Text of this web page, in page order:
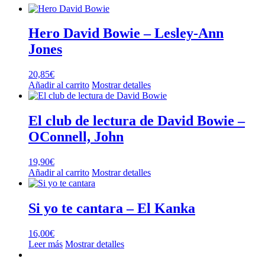
Hero David Bowie – Lesley-Ann
Jones
20,85€
Añadir al carrito Mostrar detalles
El club de lectura de David Bowie –
OConnell, John
19,90€
Añadir al carrito Mostrar detalles
Si yo te cantara – El Kanka
16,00€
Leer más Mostrar detalles